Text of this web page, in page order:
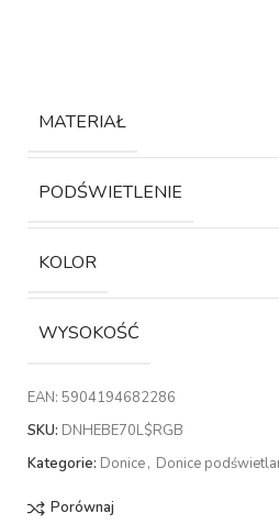
MATERIAŁ
PODŚWIETLENIE
KOLOR
WYSOKOŚĆ
EAN: 5904194682286
SKU: DNHEBE70L$RGB
Kategorie: Donice, Donice
Porównaj